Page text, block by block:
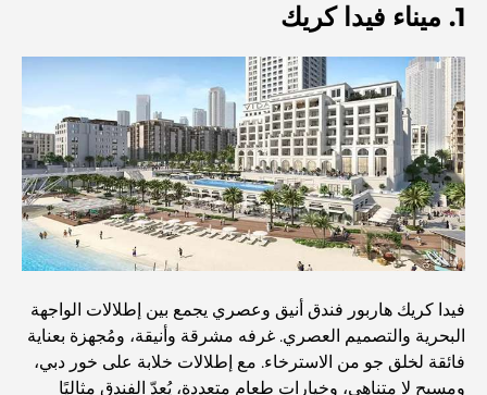
أفضل 7 نوادي رياضية في دبي هيلز: اللياقة البدنية في أبهى
الدليل الأمثل لمطاعم الطعام الفاخر في نخلة جميرا
اكتشف أفضل وجبة إفطار في منطقة الخليج التجاري، دبي
المستشفيات الحكومية في دبي: رعاية صحية شاملة للجميع
أغلى سيارة لامبورغيني على الإطلاق: قائمة هواة الجمع
1. ميناء فيدا كريك
فيدا كريك هاربور فندق أنيق وعصري يجمع بين إطلالات الواجهة
البحرية والتصميم العصري. غرفه مشرقة وأنيقة، ومُجهزة بعناية
فائقة لخلق جو من الاسترخاء. مع إطلالات خلابة على خور دبي،
ومسبح لا متناهي، وخيارات طعام متعددة، يُعدّ الفندق مثاليًا